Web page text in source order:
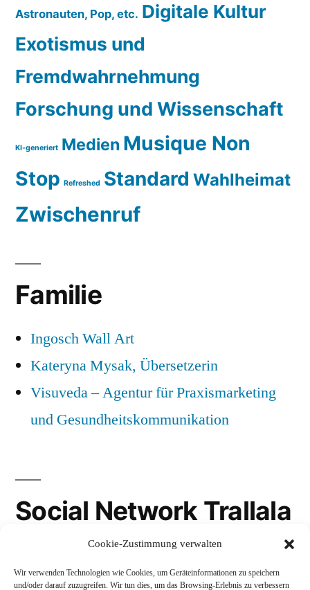
Cookie-Zustimmung verwalten
Wir verwenden Technologien wie Cookies, um Geräteinformationen zu speichern
und/oder darauf zuzugreifen. Wir tun dies, um das Browsing-Erlebnis zu verbessern
Astronauten, Pop, etc. Digitale Kultur
Exotismus und
Fremdwahrnehmung
Forschung und Wissenschaft
KI-generiert Medien Musique Non
Stop Refreshed Standard Wahlheimat
Zwischenruf
Familie
Ingosch Wall Art
Kateryna Mysak, Übersetzerin
Visuveda – Agentur für Praxismarketing
und Gesundheitskommunikation
Social Network Trallala
LinkedIn